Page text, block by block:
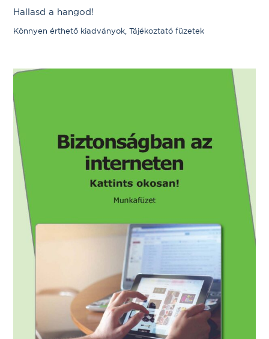
Hallasd a hangod!
Könnyen érthető kiadványok, Tájékoztató füzetek